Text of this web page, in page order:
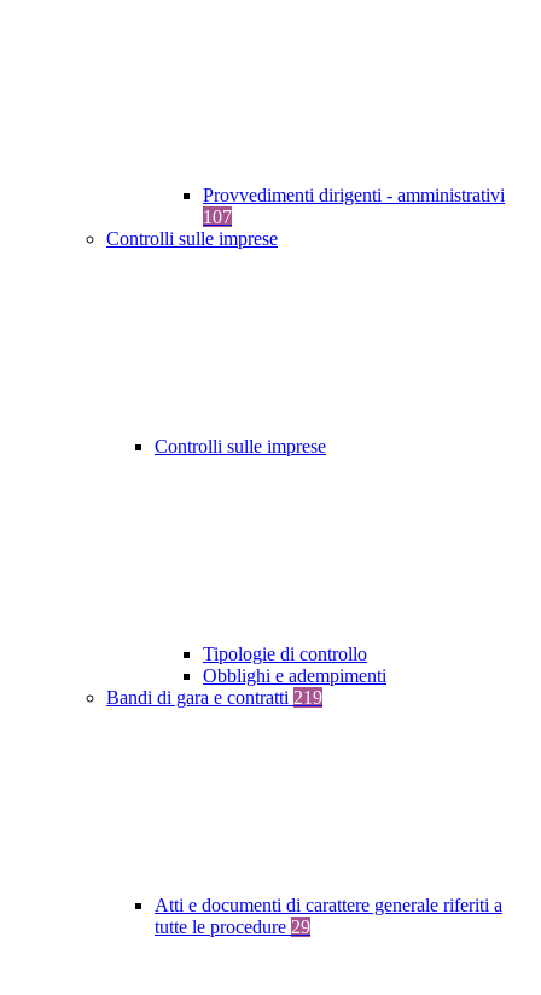
Provvedimenti dirigenti - amministrativi
107
Controlli sulle imprese
Controlli sulle imprese
Tipologie di controllo
Obblighi e adempimenti
Bandi di gara e contratti 219
Atti e documenti di carattere generale riferiti a
tutte le procedure 29